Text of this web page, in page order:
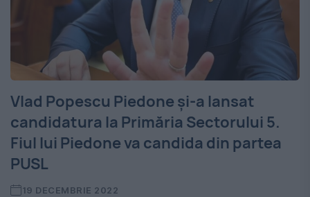
Vlad Popescu Piedone și-a lansat
candidatura la Primăria Sectorului 5.
Fiul lui Piedone va candida din partea
PUSL
19 DECEMBRIE 2022